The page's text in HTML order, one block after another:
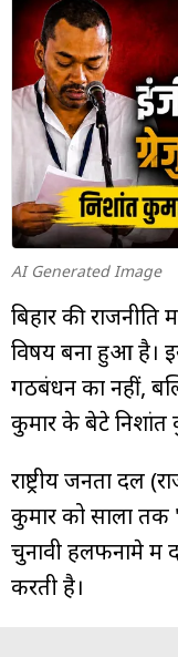
ट्रेंडिंग
बिजनेस
न्यूज
वीडियो
म्यूचुअल
फंड
AI Generated Image
बिहार की राजनीति
विषय बना हुआ है।
गठबंधन का नहीं,
कुमार के बेटे निशांत
राष्ट्रीय जनता दल
कुमार को सालों तक
चुनावी हलफनामे में
करती है।